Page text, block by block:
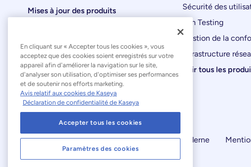
Mises à jour des produits
Sécurité des
Pen Testing
Gestion de la
Infrastructure
Voir tous les
Déclaration relative à l'esclavage moderne
En cliquant sur « Accepter tous les cookies », vous
acceptez que des cookies soient enregistrés sur votre
appareil afin d'améliorer la navigation sur le site,
d'analyser son utilisation, d'optimiser ses performances
et de soutenir nos efforts marketing.
Avis relatif aux cookies de Kaseya
Déclaration de confidentialité de Kaseya
Accepter tous les cookies
Paramètres des cookies